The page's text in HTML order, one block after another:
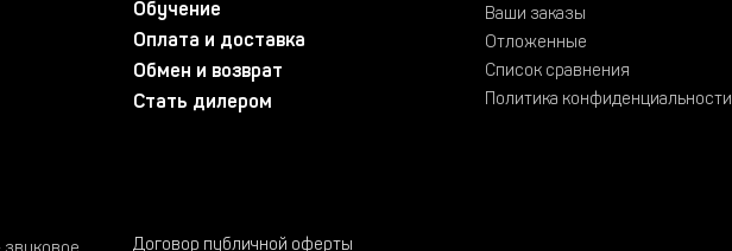
Обучение
Оплата и доставка
Обмен и возврат
Стать дилером
Ваши заказы
Отложенные
Список сравнения
Политика конфиденциальности
Договор публичной оферты